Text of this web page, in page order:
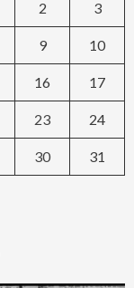
2 3
9 10
16 17
23 24
30 31